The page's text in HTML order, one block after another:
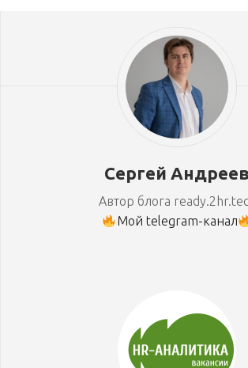
Сергей Андреев
Автор блога
Мой telegram-канал